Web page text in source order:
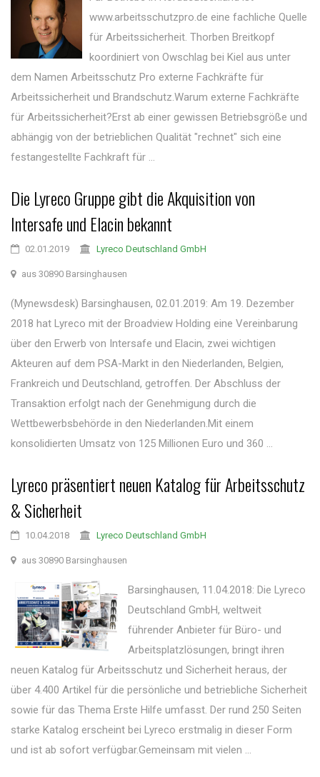
www.arbeitsschutzpro.de eine fachliche Quelle
für Arbeitssicherheit. Thorben Breitkopf
koordiniert von Owschlag bei Kiel aus unter
dem Namen Arbeitsschutz Pro externe Fachkräfte für
Arbeitssicherheit und Brandschutz.Warum externe Fachkräfte
für Arbeitssicherheit?Erst ab einer gewissen Betriebsgröße und
abhängig von der betrieblichen Qualität "rechnet" sich eine
festangestellte Fachkraft für ...
Die Lyreco Gruppe gibt die Akquisition von
Intersafe und Elacin bekannt
02.01.2019 Lyreco Deutschland GmbH
aus 30890 Barsinghausen
(Mynewsdesk) Barsinghausen, 02.01.2019: Am 19. Dezember
2018 hat Lyreco mit der Broadview Holding eine Vereinbarung
über den Erwerb von Intersafe und Elacin, zwei wichtigen
Akteuren auf dem PSA-Markt in den Niederlanden, Belgien,
Frankreich und Deutschland, getroffen. Der Abschluss der
Transaktion erfolgt nach der Genehmigung durch die
Wettbewerbsbehörde in den Niederlanden.Mit einem
konsolidierten Umsatz von 125 Millionen Euro und 360 ...
Lyreco präsentiert neuen Katalog für Arbeitsschutz
& Sicherheit
10.04.2018 Lyreco Deutschland GmbH
aus 30890 Barsinghausen
Barsinghausen, 11.04.2018: Die Lyreco
Deutschland GmbH, weltweit
führender Anbieter für Büro- und
Arbeitsplatzlösungen, bringt ihren
neuen Katalog für Arbeitsschutz und Sicherheit heraus, der
über 4.400 Artikel für die persönliche und betriebliche Sicherheit
sowie für das Thema Erste Hilfe umfasst. Der rund 250 Seiten
starke Katalog erscheint bei Lyreco erstmalig in dieser Form
und ist ab sofort verfügbar.Gemeinsam mit vielen ...